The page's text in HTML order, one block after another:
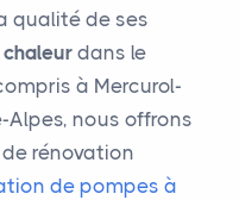
qualité de ses
dans le
à Mercurol-
Alpes, nous offrons
rénovation
de pompes à